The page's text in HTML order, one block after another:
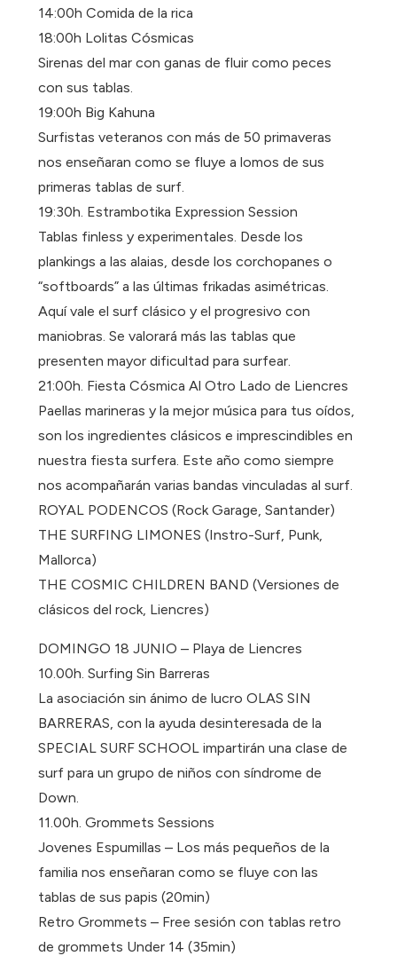
14:00h Comida de la rica
18:00h Lolitas Cósmicas
Sirenas del mar con ganas de fluir como peces
con sus tablas.
19:00h Big Kahuna
Surfistas veteranos con más de 50 primaveras
nos enseñaran como se fluye a lomos de sus
primeras tablas de surf.
19:30h. Estrambotika Expression Session
Tablas finless y experimentales. Desde los
plankings a las alaias, desde los corchopanes o
“softboards” a las últimas frikadas asimétricas.
Aquí vale el surf clásico y el progresivo con
maniobras. Se valorará más las tablas que
presenten mayor dificultad para surfear.
21:00h. Fiesta Cósmica Al Otro Lado de Liencres
Paellas marineras y la mejor música para tus oídos,
son los ingredientes clásicos e imprescindibles en
nuestra fiesta surfera. Este año como siempre
nos acompañarán varias bandas vinculadas al surf.
ROYAL PODENCOS (Rock Garage, Santander)
THE SURFING LIMONES (Instro-Surf, Punk,
Mallorca)
THE COSMIC CHILDREN BAND (Versiones de
clásicos del rock, Liencres)
DOMINGO 18 JUNIO – Playa de Liencres
10.00h. Surfing Sin Barreras
La asociación sin ánimo de lucro OLAS SIN
BARRERAS, con la ayuda desinteresada de la
SPECIAL SURF SCHOOL impartirán una clase de
surf para un grupo de niños con síndrome de
Down.
11.00h. Grommets Sessions
Jovenes Espumillas – Los más pequeños de la
familia nos enseñaran como se fluye con las
tablas de sus papis (20min)
Retro Grommets – Free sesión con tablas retro
de grommets Under 14 (35min)